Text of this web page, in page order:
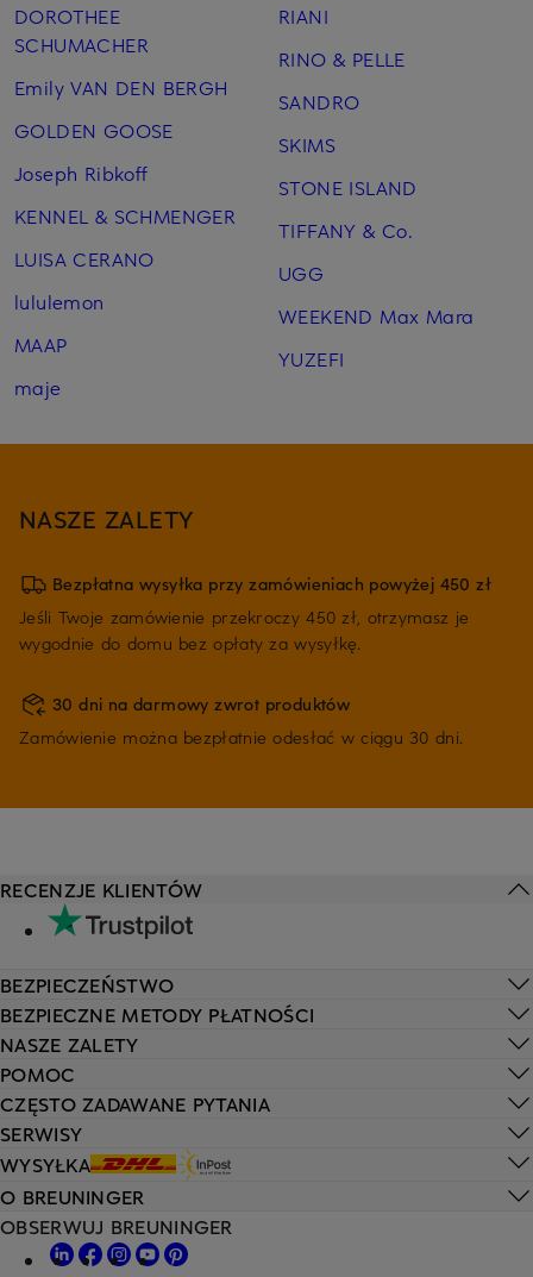
DOROTHEE
SCHUMACHER
Emily VAN DEN BERGH
GOLDEN GOOSE
Joseph Ribkoff
KENNEL & SCHMENGER
LUISA CERANO
lululemon
MAAP
maje
RIANI
RINO & PELLE
SANDRO
SKIMS
STONE ISLAND
TIFFANY & Co.
UGG
WEEKEND Max Mara
YUZEFI
NASZE ZALETY
Bezpłatna wysyłka przy zamówieniach powyżej 450 zł
Jeśli Twoje zamówienie przekroczy 450 zł, otrzymasz je
wygodnie do domu bez opłaty za wysyłkę.
30 dni na darmowy zwrot produktów
Zamówienie można bezpłatnie odesłać w ciągu 30 dni.
POMOC
CZĘSTO ZADAWANE PYTANIA
SERWISY
WYSYŁKA
RECENZJE KLIENTÓW
BEZPIECZEŃSTWO
BEZPIECZNE METODY PŁATNOŚCI
NASZE ZALETY
O BREUNINGER
OBSERWUJ BREUNINGER